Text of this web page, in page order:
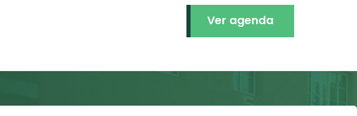
Ver agenda